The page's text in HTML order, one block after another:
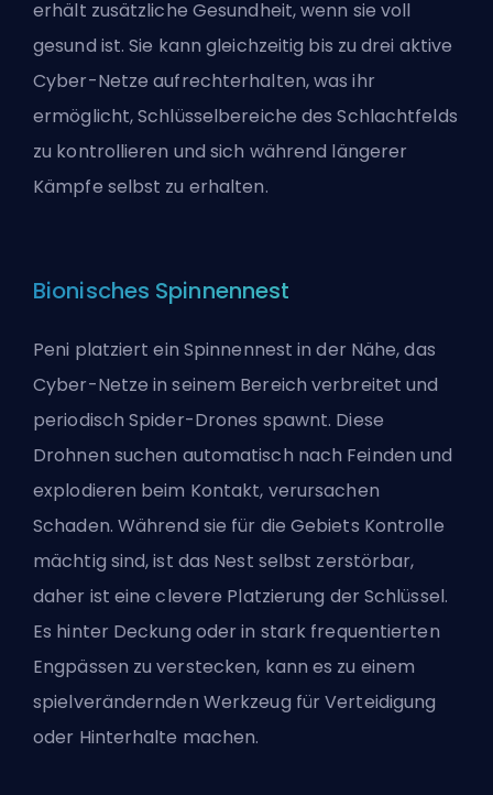
erhält zusätzliche Gesundheit, wenn sie voll
gesund ist. Sie kann gleichzeitig bis zu drei aktive
Cyber-Netze aufrechterhalten, was ihr
ermöglicht, Schlüsselbereiche des Schlachtfelds
zu kontrollieren und sich während längerer
Kämpfe selbst zu erhalten.
Bionisches Spinnennest
Peni platziert ein Spinnennest in der Nähe, das
Cyber-Netze in seinem Bereich verbreitet und
periodisch Spider-Drones spawnt. Diese
Drohnen suchen automatisch nach Feinden und
explodieren beim Kontakt, verursachen
Schaden. Während sie für die Gebiets Kontrolle
mächtig sind, ist das Nest selbst zerstörbar,
daher ist eine clevere Platzierung der Schlüssel.
Es hinter Deckung oder in stark frequentierten
Engpässen zu verstecken, kann es zu einem
spielverändernden Werkzeug für Verteidigung
oder Hinterhalte machen.